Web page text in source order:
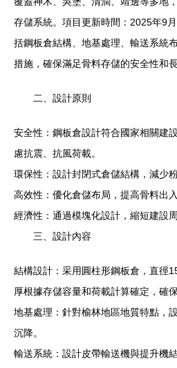
存儲系統。項目更新時間：2025年9
括鋼板倉結構、地基處理、輸送系統
措施，確保滿足骨料存儲的安全性和長
二、設計原則
安全性：鋼板倉設計符合國家相關建
慮抗震、抗風荷載。
環保性：設計封閉式倉儲結構，減少
高效性：優化倉儲布局，提高骨料出
經濟性：通過模塊化設計，縮短建設
三、設計內容
結構設計：采用圓柱形鋼板倉，直徑
厚根據存儲容量和荷載計算確定，確保
地基處理：針對榆林地區地質特點，
沉降。
輸送系統：設計皮帶輸送機與提升機